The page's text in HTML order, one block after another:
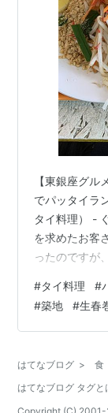
【東銀座グル
でパッタイラ
タイ料理） -
を求めたお客
ったのですが
おかず！！！
堂 ソイナナ」
他 お店の情報
窓があるので
っ…
#タイ料理 #
#築地 #生春
はてなブログ > 食
はてなブログ タグと